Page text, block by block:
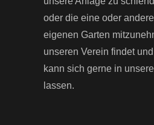
oder die eine oder
eigenen Garten
unseren Verein findet
kann sich gerne in
lassen.